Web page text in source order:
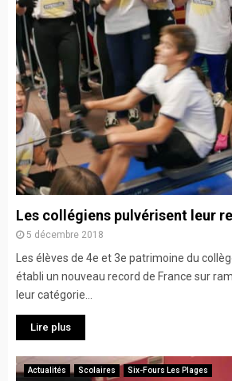
Les collégiens pulvérisent leur
5 décembre 2018
Les élèves de 4e et 3e patrimoine du
établi un nouveau record de France sur
leur catégorie...
Lire plus
Actualités Scolaires Six-Fours Les Plages